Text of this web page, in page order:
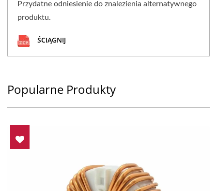
Przydatne odniesienie do znalezienia alternatywnego
produktu.
ŚCIĄGNIJ
Popularne Produkty